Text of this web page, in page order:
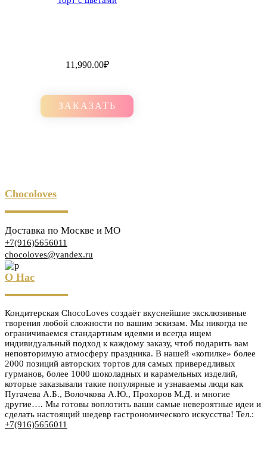
11,990.00₽
ЗАКАЗАТЬ
Chocoloves
Доставка по Москве и МО
+7(916)5656011
chocoloves@yandex.ru
О Нас
Кондитерская ChocoLoves создаёт вкуснейшие эксклюзивные
творения любой сложности по вашим эскизам. Мы никогда не
ограничиваемся стандартным идеями и всегда ищем
индивидуальный подход к каждому заказу, чтоб подарить вам
неповторимую атмосферу праздника. В нашей «копилке» более
2000 позиций авторских тортов для самых привередливых
гурманов, более 1000 шоколадных и карамельных изделий,
которые заказывали такие популярные и узнаваемы люди как
Пугачева А.Б., Волочкова А.Ю., Прохоров М.Д. и многие
другие…. Мы готовы воплотить ваши самые невероятные идеи и
сделать настоящий шедевр гастрономического искусства! Тел.:
+7(916)5656011